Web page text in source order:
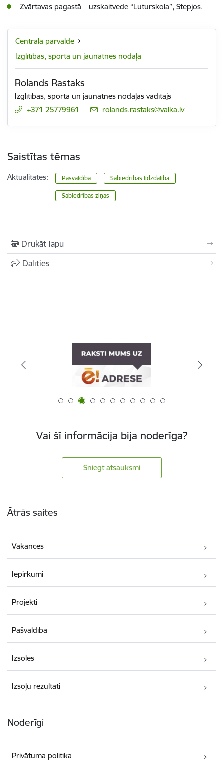
Zvārtavas pagastā – uzskaitvede “Luturskola”, Stepjos.
Centrālā pārvalde
Izglītības, sporta un jaunatnes nodaļa
Rolands Rastaks
Izglītības, sporta un jaunatnes nodaļas vadītājs
+371 25779961
E-pasts:
rolands.rastaks@valka.lv
Saistītas tēmas
Aktualitātes: Pašvaldība Sabiedrības līdzdalība
Sabiedrības ziņas
Drukāt lapu
Dalīties
Vai šī informācija bija noderīga?
Sniegt atsauksmi
Ātrās saites
Vakances
Iepirkumi
Projekti
Pašvaldība
Izsoles
Izsoļu rezultāti
Noderīgi
Privātuma politika